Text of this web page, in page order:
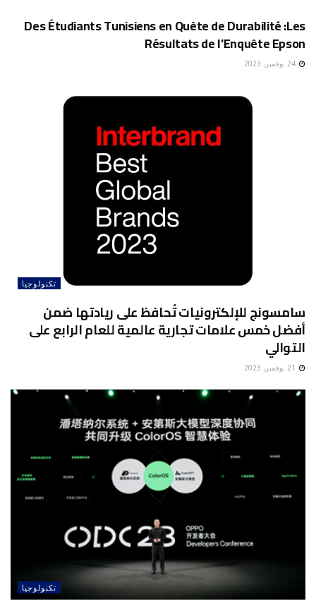
Des Étudiants Tunisiens en Quête de Durabilité :Les
Résultats de l’Enquête Epson
تكنولوجيا
سامسونج للإلكترونيات تُحافظ على ريادتها ضمن
أفضل خمس علامات تجارية عالمية للعام الرابع على
التوالي
تكنولوجيا